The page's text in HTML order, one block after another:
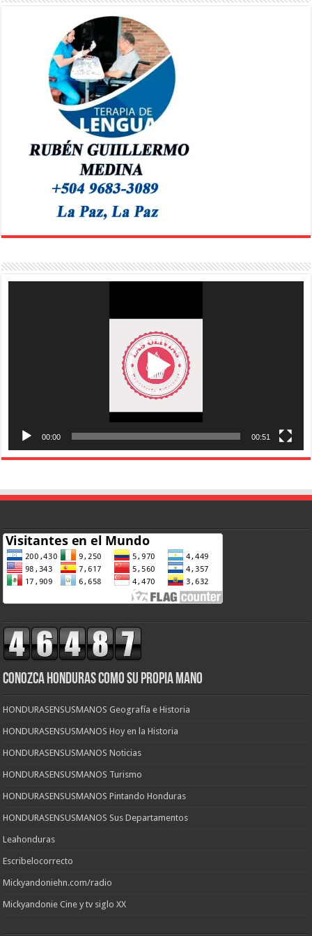
00:00 00:51
CONOZCA HONDURAS COMO SU PROPIA MANO
HONDURASENSUSMANOS Geografía e Historia
HONDURASENSUSMANOS Hoy en la Historia
HONDURASENSUSMANOS Noticias
HONDURASENSUSMANOS Turismo
HONDURASENSUSMANOS Pintando Honduras
HONDURASENSUSMANOS Sus Departamentos
Leahonduras
Escribelocorrecto
Mickyandoniehn.com/radio
Mickyandonie Cine y tv siglo XX